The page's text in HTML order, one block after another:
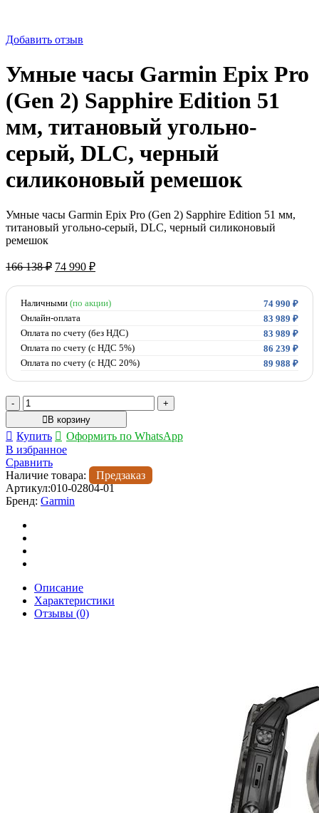
Добавить отзыв
Умные часы Garmin Epix Pro
(Gen 2) Sapphire Edition 51
мм, титановый угольно-
серый, DLC, черный
силиконовый ремешок
Умные часы Garmin Epix Pro (Gen 2) Sapphire Edition 51 мм,
титановый угольно-серый, DLC, черный силиконовый
ремешок
166 138₽ Первоначальная
составляла
166
138 ₽.
74 990 ₽Текущая
74
990 ₽.
Наличными (по акции) 74 990 ₽
Онлайн-оплата
83 989 ₽
Оплата по счету (без НДС)
83 989 ₽
Оплата по счету (с НДС 5%)
86 239 ₽
Оплата по счету (с НДС 20%)
89 988 ₽
Количество
товара
Умные
часы
Garmin
Epix
Pro
(Gen
2)
Edition
51
мм,
титановый
серый,
DLC,
черный
В корзину
Купить
Оформить по WhatsApp
В избранное
Сравнить
Наличие товара:
Предзаказ
Артикул:010-02804-01
Бренд: Garmin
Описание
Характеристики
Отзывы (0)